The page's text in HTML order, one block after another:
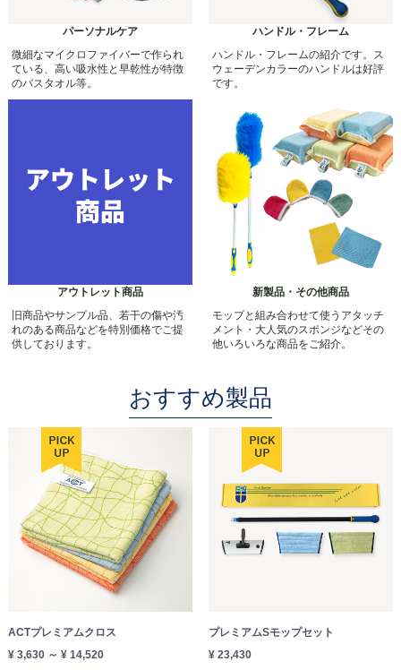
パーソナルケア
微細なマイクロファイバーで作られ
ている、高い吸水性と早乾性が特徴
のバスタオル等。
ハンドル・フレーム
ハンドル・フレームの紹介です。ス
ウェーデンカラーのハンドルは好評
です。
アウトレット商品
旧商品やサンプル品、若干の傷や汚
れのある商品などを特別価格でご提
供しております。
新製品・その他商品
モップと組み合わせて使うアタッチ
メント・大人気のスポンジなどその
他いろいろな商品をご紹介。
おすすめ製品
ACTプレミアムクロス
¥ 3,630 ～ ¥ 14,520
プレミアムSモップセット
¥ 23,430